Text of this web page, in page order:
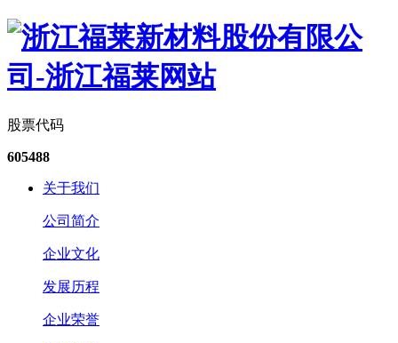
股票代码
605488
关于我们
公司简介
企业文化
发展历程
企业荣誉